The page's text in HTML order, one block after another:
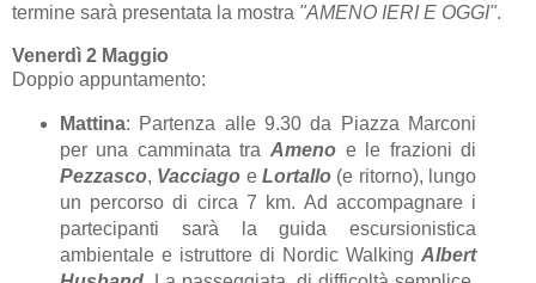
termine sarà presentata la mostra "AMENO IERI E OGGI".
Venerdì 2 Maggio
Doppio appuntamento:
Mattina: Partenza alle 9.30 da Piazza Marconi
per una camminata tra Ameno e le frazioni di
Pezzasco, Vacciago e Lortallo (e ritorno), lungo
un percorso di circa 7 km. Ad accompagnare i
partecipanti sarà la guida escursionistica
ambientale e istruttore di Nordic WalkingAlbert